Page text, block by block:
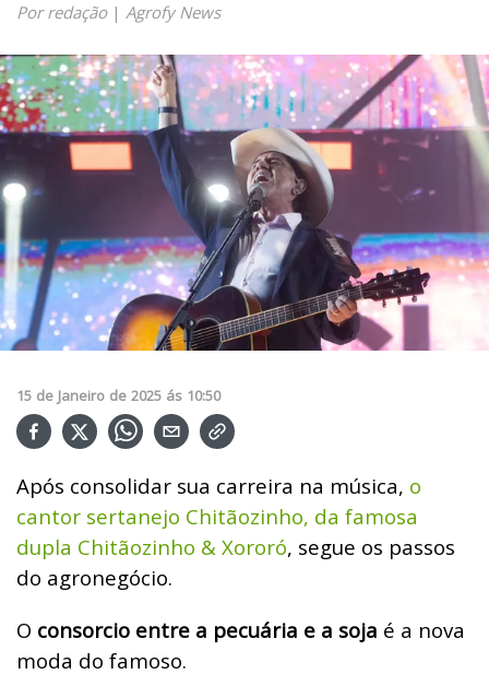
Por redação| Agrofy News
15 de Janeiro de 2025 ás 10:50
Após consolidar sua carreira na música, o
cantor sertanejo Chitãozinho, da famosa
dupla Chitãozinho & Xororó, segue os passos
do agronegócio.
O consorcio entre a pecuária e a soja é a nova
moda do famoso.